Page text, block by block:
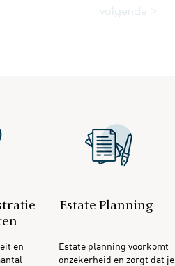
volgende >
en
Estate Planning
Estate planning voorkomt
onzekerheid en zorgt dat je